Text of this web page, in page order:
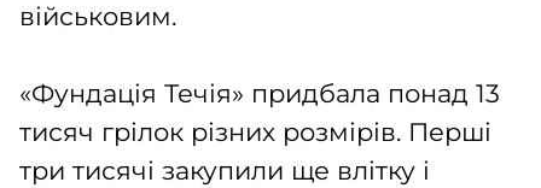
військовим.
«Фундація Течія» придбала понад 13
тисяч грілок різних розмірів. Перші
три тисячі закупили ще влітку і